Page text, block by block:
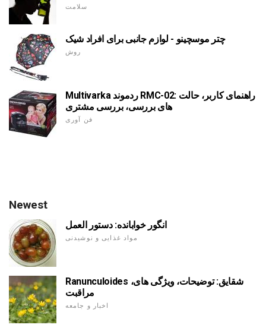
سلامت
چتر موسچینو - لوازم جانبی برای افراد شیک
روش
Multivarka ردموند RMC-02: راهنمای کاربر، حالت
های بررسی، بررسی مشتری
فن آوری
Newest
انگور خوابانده: دستور العمل
مواد غذایی و نوشیدنی
Ranunculoides شقایق: توضیحات، ویژگی های،
مراقبت
اخبار و جامعه